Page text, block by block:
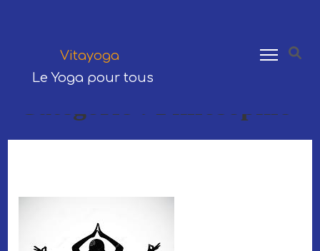
TÉLÉPHONE
Vitayoga
Le Yoga pour tous